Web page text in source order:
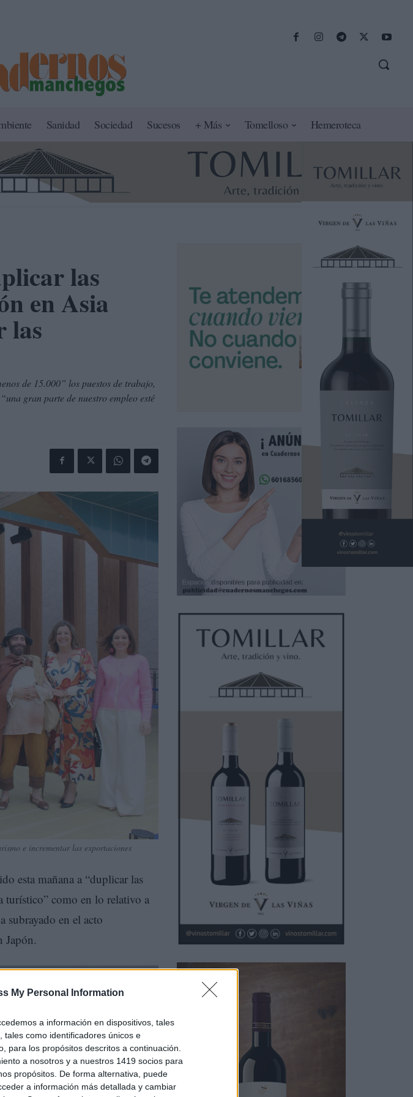
My Personal Information
a información en dispositivos, tales
tales como identificadores únicos e
para los propósitos descritos a continuación.
a nosotros y a nuestros 1419 socios para
propósitos. De forma alternativa, puede
a información más detallada y cambiar
Sanidad Sociedad Sucesos + Más Tomelloso Hemeroteca
las
en Asia
las
de 15.000” los puestos de trabajo,
gran parte de nuestro empleo esté
e incrementar las exportaciones
esta mañana a “duplicar las
turístico” como en lo relativo a
subrayado en el acto
Japón.